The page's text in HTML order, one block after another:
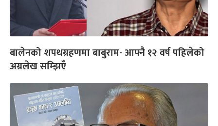
बालेनको शपथग्रहणमा बाबुराम- आफ्नै १२ वर्ष पहिलेको
अग्रलेख सम्झिएँ